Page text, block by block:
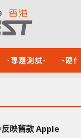
-專題測試- -硬
映舊款 Apple